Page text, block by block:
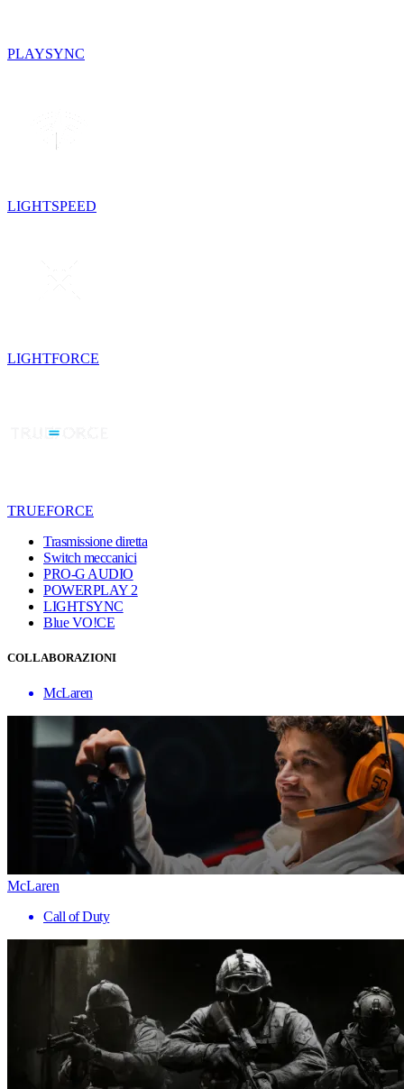
PLAYSYNC
LIGHTSPEED
LIGHTFORCE
TRUEFORCE
Trasmissione diretta
Switch meccanici
PRO-G AUDIO
POWERPLAY 2
LIGHTSYNC
Blue VO!CE
COLLABORAZIONI
McLaren
McLaren
Call of Duty